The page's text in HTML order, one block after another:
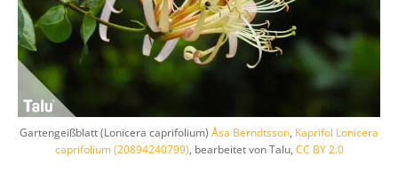
Gartengeißblatt (Lonicera caprifolium) Åsa Berndtsson, Kaprifol Lonicera
caprifolium (20894240799), bearbeitet von Talu, CC BY 2.0